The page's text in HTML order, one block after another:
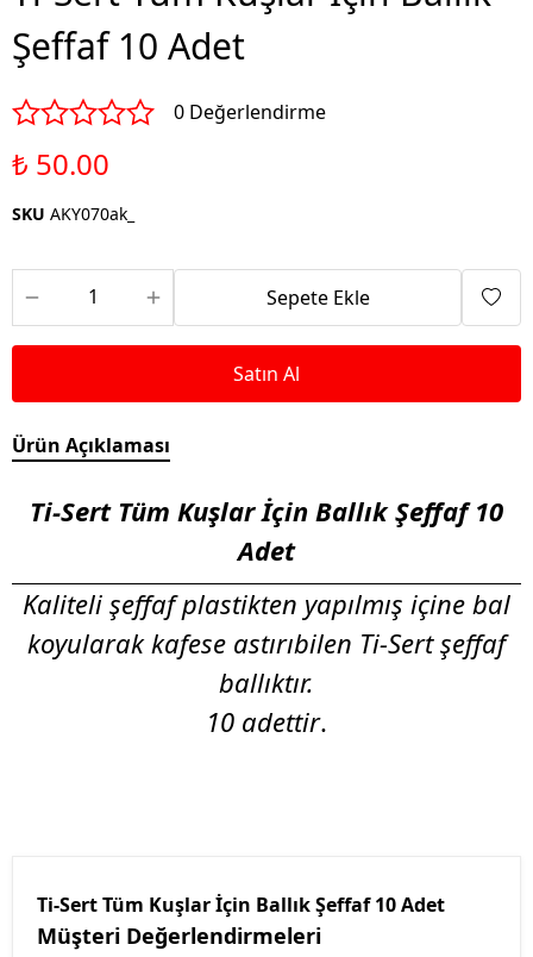
Şeffaf 10 Adet
0 Değerlendirme
₺ 50.00
SKU AKY070ak_
Sepete Ekle
Satın Al
Ürün Açıklaması
Ti-Sert Tüm Kuşlar İçin Ballık Şeffaf 10
Adet
Kaliteli şeffaf plastikten yapılmış içine bal
koyularak kafese astırıbilen Ti-Sert şeffaf
ballıktır.
10 adettir.
Ti-Sert Tüm Kuşlar İçin Ballık Şeffaf 10 Adet
Müşteri Değerlendirmeleri